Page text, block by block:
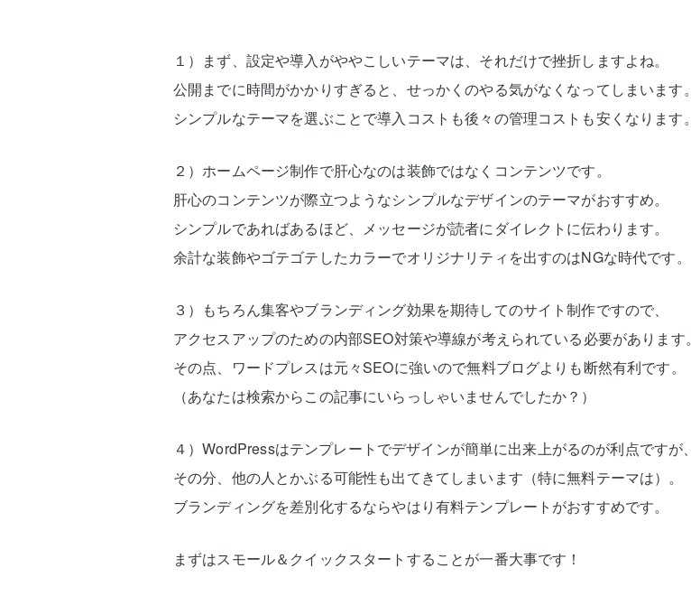
１）まず、設定や導入がややこしいテーマは、それだけで挫折しますよね。
公開までに時間がかかりすぎると、せっかくのやる気がなくなってしまいます。
シンプルなテーマを選ぶことで導入コストも後々の管理コストも安くなります。
２）ホームページ制作で肝心なのは装飾ではなくコンテンツです。
肝心のコンテンツが際立つようなシンプルなデザインのテーマがおすすめ。
シンプルであればあるほど、メッセージが読者にダイレクトに伝わります。
余計な装飾やゴテゴテしたカラーでオリジナリティを出すのはNGな時代です。
３）もちろん集客やブランディング効果を期待してのサイト制作ですので、
アクセスアップのための内部SEO対策や導線が考えられている必要があります。
その点、ワードプレスは元々SEOに強いので無料ブログよりも断然有利です。
（あなたは検索からこの記事にいらっしゃいませんでしたか？）
４）WordPressはテンプレートでデザインが簡単に出来上がるのが利点ですが、
その分、他の人とかぶる可能性も出てきてしまいます（特に無料テーマは）。
ブランディングを差別化するならやはり有料テンプレートがおすすめです。
まずはスモール＆クイックスタートすることが一番大事です！